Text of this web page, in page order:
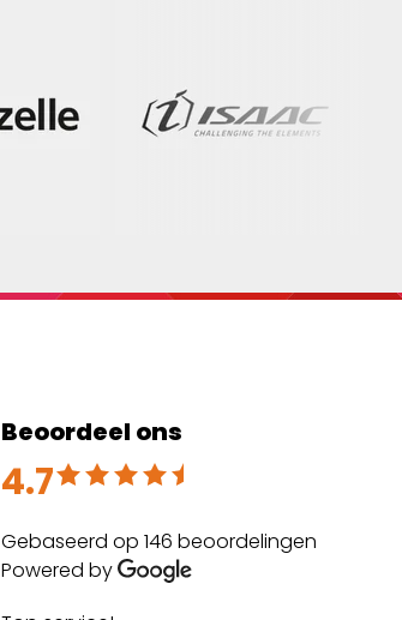
Beoordeel ons
4.7
Beoordeeld met 4.7 uit 5
Gebaseerd op 146 beoordelingen
Powered by